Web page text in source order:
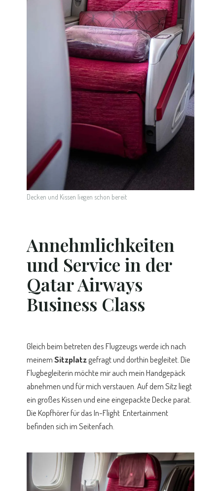
Decken und Kissen liegen schon bereit
Annehmlichkeiten
und Service in der
Qatar Airways
Business Class
Gleich beim betreten des Flugzeugs werde ich nach
meinemSitzplatzgefragt und dorthin begleitet. Die
Flugbegleiterin möchte mir auch mein Handgepäck
abnehmen und für mich verstauen. Auf dem Sitz liegt
ein großes Kissen und eine eingepackte Decke parat.
Die Kopfhörer für das In-Flight Entertainment
befinden sich im Seitenfach.